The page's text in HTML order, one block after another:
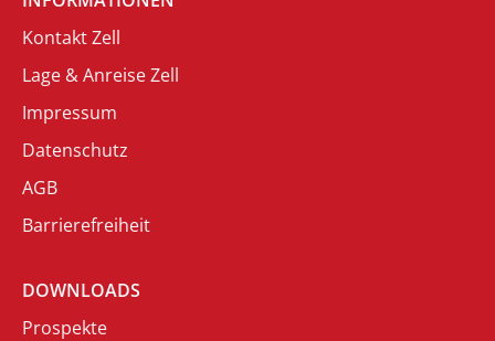
Kontakt Zell
Lage & Anreise Zell
Impressum
Datenschutz
AGB
Barrierefreiheit
DOWNLOADS
Prospekte